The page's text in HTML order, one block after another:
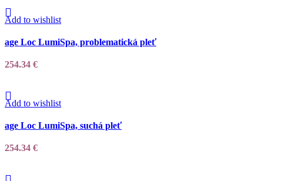
Add to wishlist
age Loc LumiSpa, problematická pleť
254.34 €
Add to wishlist
age Loc LumiSpa, suchá pleť
254.34 €